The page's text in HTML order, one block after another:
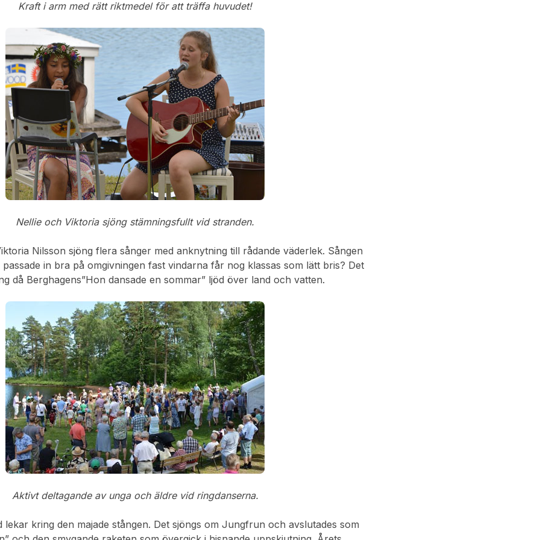
Kraft i arm med rätt riktmedel för att träffa huvudet!
Nellie och Viktoria sjöng stämningsfullt vid stranden.
Nilsson sjöng flera sånger med anknytning till rådande väderlek. Sången
passade in bra på omgivningen fast vindarna får nog klassas som lätt bris? Det
då Berghagens”Hon dansade en sommar” ljöd över land och vatten.
Aktivt deltagande av unga och äldre vid ringdanserna.
kring den majade stången. Det sjöngs om Jungfrun och avslutades som